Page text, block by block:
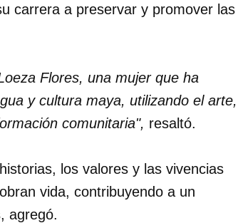
carrera a preservar y promover las
Flores, una mujer que ha
y cultura maya, utilizando el arte,
comunitaria", resaltó.
los valores y las vivencias
vida, contribuyendo a un
agregó.